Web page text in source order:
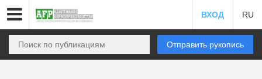
ВХОД RU
Отправить рукопись